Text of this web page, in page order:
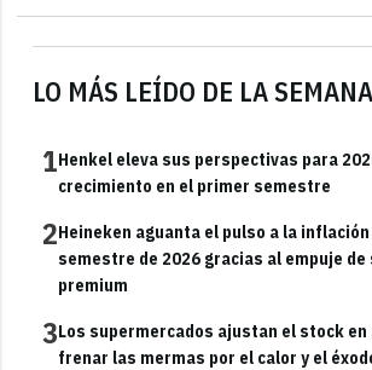
LO MÁS LEÍDO DE LA SEMANA
1Henkel eleva sus perspectivas para
crecimiento en el primer semestre
2Heineken aguanta el pulso a la
semestre de 2026 gracias al empuje de
premium
3Los supermercados ajustan el stock
frenar las mermas por el calor y el